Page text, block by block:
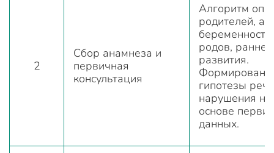
2
Сбор анамнеза и
первичная
консультация
Алгоритм
родителей,
беременности,
родов,
развития.
гипотезы
нарушения на
основе
данных.